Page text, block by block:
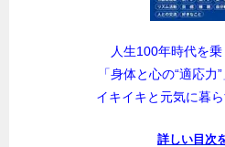
人生100年時代を乗
「身体と心の“適応力
イキイキと元気に暮
詳しい目次